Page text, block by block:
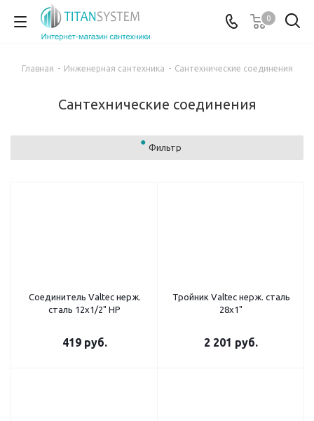
0
Главная - Инженерная сантехника - Сантехнические соединения
Сантехнические соединения
Фильтр
Соединитель Valtec нерж.
cталь 12х1/2" НР
419руб.
Тройник Valtec нерж. cталь
28х1"
2 201 руб.